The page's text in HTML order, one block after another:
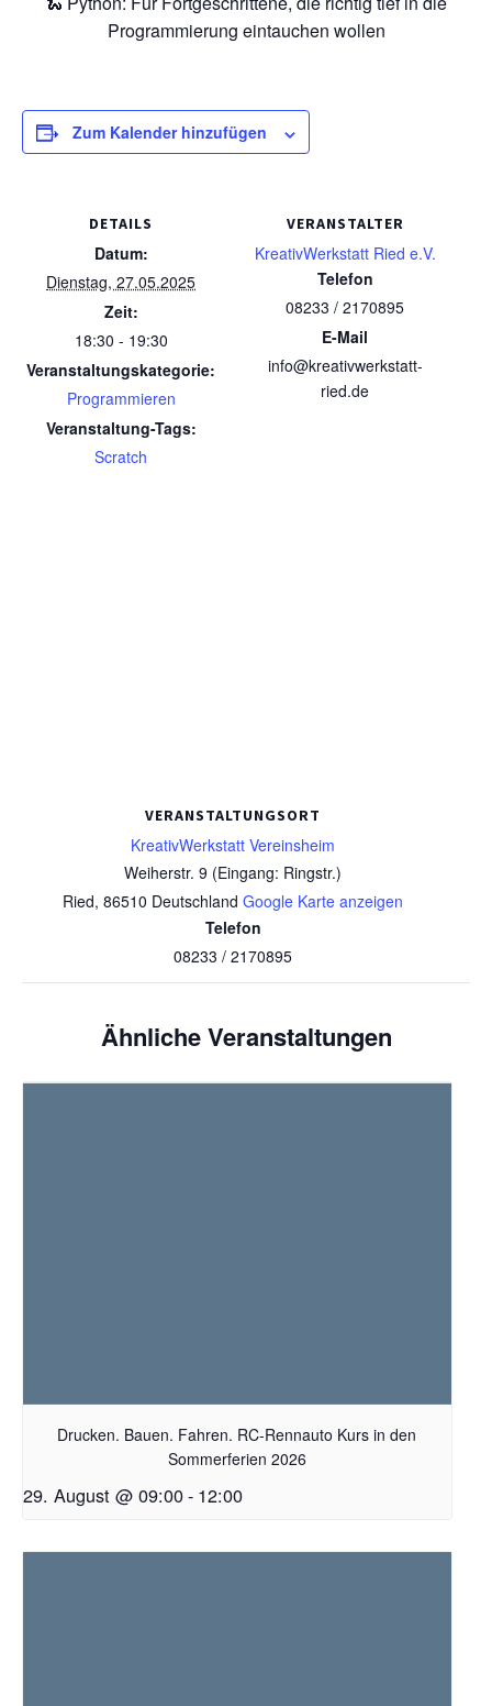
Programmierung eintauchen wollen
Zum Kalender hinzufügen
DETAILS
Datum:
Dienstag, 27.05.2025
Zeit:
18:30 - 19:30
Veranstaltungskategorie:
Programmieren
Veranstaltung-Tags:
Scratch
VERANSTALTER
KreativWerkstatt Ried e.V.
Telefon
08233 / 2170895
E-Mail
info@kreativwerkstatt-
ried.de
VERANSTALTUNGSORT
KreativWerkstatt Vereinsheim
Weiherstr. 9 (Eingang: Ringstr.)
Ried, 86510 Deutschland Google Karte anzeigen
Telefon
08233 / 2170895
Ähnliche Veranstaltungen
Drucken. Bauen. Fahren. RC-Rennauto Kurs in den
Sommerferien 2026
29. August @ 09:00- 12:00